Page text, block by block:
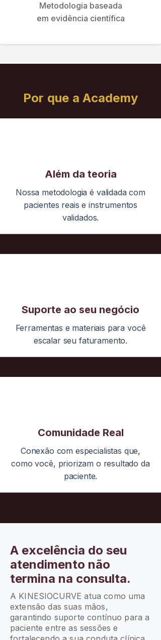
Metodologia baseada
em evidência científica
Por que a Academy
Além da teoria
Nossa metodologia é validada com
pacientes reais e instrumentos
validados.
Suporte ao seu negócio
Ferramentas e materiais para você
escalar seu faturamento.
Comunidade Real
Conexão com especialistas que,
como você, priorizam o resultado da
paciente.
A excelência do seu
atendimento não
termina na consulta.
A KINESIOCURVE atua como uma
extensão das suas mãos,
garantindo suporte contínuo para a
paciente entre as sessões e